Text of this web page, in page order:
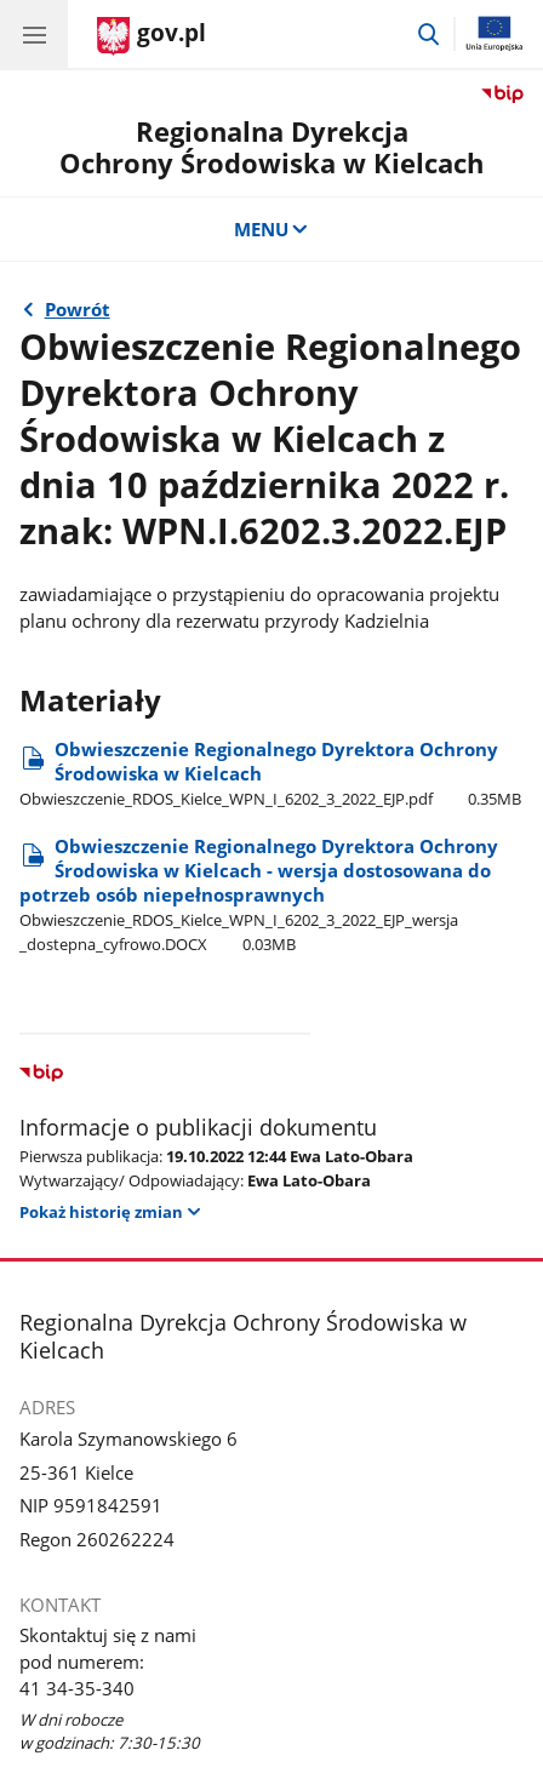
gov.pl
przejdź
Regionalna Dyrekcja
Ochrony Środowiska w Kielcach
MENU
Powrót
Obwieszczenie Regionalnego
Dyrektora Ochrony
Środowiska w Kielcach z
dnia 10 października 2022 r.
znak: WPN.I.6202.3.2022.EJP
zawiadamiające o przystąpieniu do opracowania projektu
planu ochrony dla rezerwatu przyrody Kadzielnia
Materiały
Obwieszczenie Regionalnego Dyrektora Ochrony
Środowiska w Kielcach
Obwieszczenie​_RDOS​_Kielce​_WPN​_I​_6202​_3​_2022​_EJP.pdf 0.35MB
Obwieszczenie Regionalnego Dyrektora Ochrony
Środowiska w Kielcach - wersja dostosowana do
potrzeb osób niepełnosprawnych
Obwieszczenie​_RDOS​_Kielce​_WPN​_I​_6202​_3​_2022​_EJP​_wersja​
_dostepna​_cyfrowo.DOCX
0.03MB
Informacje o publikacji dokumentu
Pierwsza publikacja: 19.10.2022 12:44 Ewa Lato-Obara
Wytwarzający/ Odpowiadający: Ewa Lato-Obara
Pokaż historię zmian
stopka
Regionalna Dyrekcja Ochrony Środowiska w
Kielcach
ADRES
Karola Szymanowskiego 6
25-361 Kielce
NIP 9591842591
Regon 260262224
KONTAKT
Skontaktuj się z nami
pod numerem:
41 34-35-340
W dni robocze
w godzinach: 7:30-15:30